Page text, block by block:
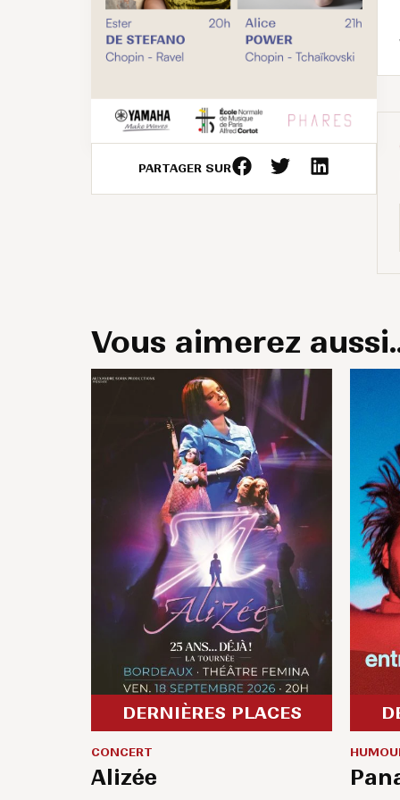
PARTAGER SUR
Vous aimerez
DERNIÈRES PLACES
CONCERT
Alizée